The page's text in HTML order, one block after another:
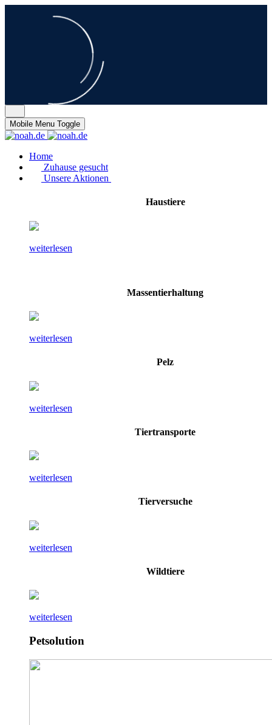
Mobile Menu Toggle
Home
Zuhause gesucht
Unsere Aktionen
Haustiere
weiterlesen
Massentierhaltung
weiterlesen
Pelz
weiterlesen
Tiertransporte
weiterlesen
Tierversuche
weiterlesen
Wildtiere
weiterlesen
Petsolution